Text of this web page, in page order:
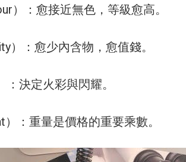
）：愈接近無色，等級愈高。
）：愈少內含物，愈值錢。
：決定火彩與閃耀。
）：重量是價格的重要乘數。